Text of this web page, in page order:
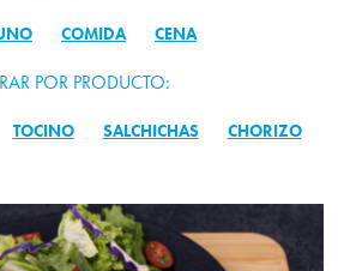
COMIDA CENA
POR PRODUCTO:
TOCINO SALCHICHAS CHORIZO